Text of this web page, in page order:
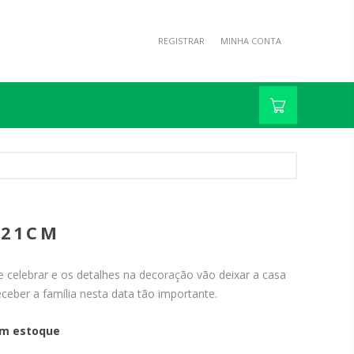
REGISTRAR MINHA CONTA
celebrar e os detalhes na decoração vão deixar a casa
a família nesta data tão importante.
estoque